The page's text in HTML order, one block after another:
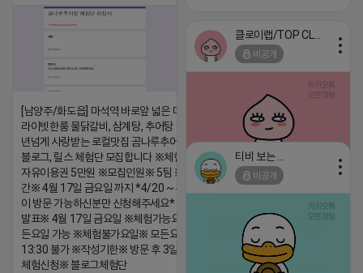
[남양주/화도읍] 마석역 바로앞 넓은 매장과, 프
라이빗한룸 물닭갈비, 삼계탕, 추어탕 맛집 10
년넘게 사랑받는 로컬맛집 곰나루추어탕에서
블로그, 릴스 체험단 모집합니다 ※체험메뉴※
자유이용권 5만원 ※모집인원※ 5팀 ※모집기
간※ 4월 17일 금요일 까지 *4/20 ~ 4/26 사
이 방문 가능하신분만 신청해주세요* ※체험단
발표※ 4월 17일 금요일 ※체험가능요일※ 모
든요일 가능 ※체험불가요일※ 모든요일 12 ~
13:30 불가 ※작성기한※ 방문 후 3일 이내 ※
체험신청※ 블로그체험단
비공개
2026-04-18 17:05
비공개